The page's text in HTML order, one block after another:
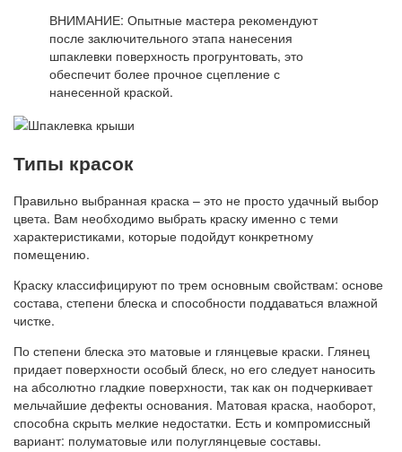
ВНИМАНИЕ: Опытные мастера рекомендуют
после заключительного этапа нанесения
шпаклевки поверхность прогрунтовать, это
обеспечит более прочное сцепление с
нанесенной краской.
Типы красок
Правильно выбранная краска – это не просто удачный выбор
цвета. Вам необходимо выбрать краску именно с теми
характеристиками, которые подойдут конкретному
помещению.
Краску классифицируют по трем основным свойствам: основе
состава, степени блеска и способности поддаваться влажной
чистке.
По степени блеска это матовые и глянцевые краски. Глянец
придает поверхности особый блеск, но его следует наносить
на абсолютно гладкие поверхности, так как он подчеркивает
мельчайшие дефекты основания. Матовая краска, наоборот,
способна скрыть мелкие недостатки. Есть и компромиссный
вариант: полуматовые или полуглянцевые составы.